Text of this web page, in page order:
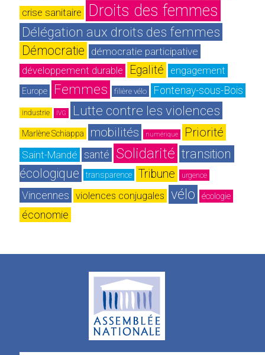
crise sanitaire Droits des femmes
Délégation aux droits des femmes
Démocratie démocratie participative
développement durable Egalité engagement
Europe Femmes filière vélo Fontenay-sous-Bois
industrie IVG Lutte contre les violences
Marlène Schiappa mobilités numérique Priorité
Saint-Mandé santé Solidarité transition
écologique
transparence Tribune urgence
Vincennes violences conjugales vélo écologie
économie